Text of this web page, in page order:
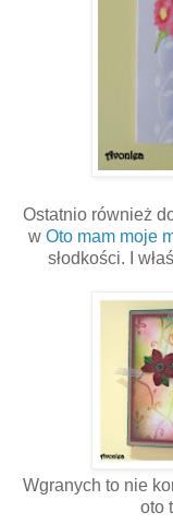
Ostatnio również
w Oto mam moje
słodkości. I
Wgranych to nie
oto